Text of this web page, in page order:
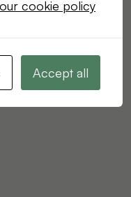
cookie policy
Accept all